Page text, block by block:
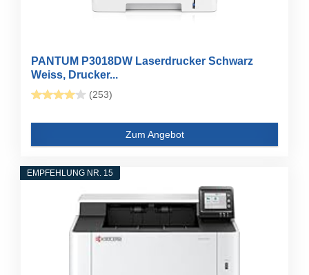
PANTUM P3018DW Laserdrucker Schwarz
Weiss, Drucker...
(253)
Zum Angebot
EMPFEHLUNG NR. 15